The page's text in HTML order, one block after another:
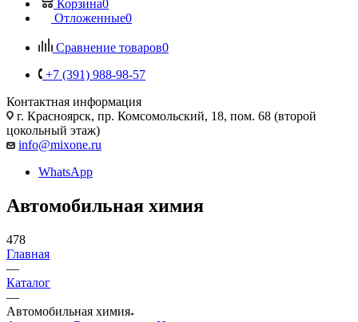
Корзина0
Отложенные0
Сравнение товаров0
+7 (391) 988-98-57
Контактная информация
г. Красноярск, пр. Комсомольский, 18, пом. 68 (второй
цокольный этаж)
info@mixone.ru
WhatsApp
Автомобильная химия
478
Главная
—
Каталог
—
Автомобильная химия